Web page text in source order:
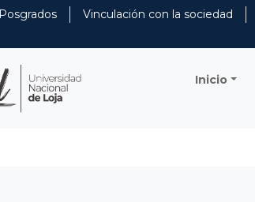
Posgrados Vinculación con la sociedad
Inicio